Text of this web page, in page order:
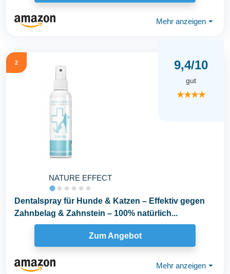
Mehr anzeigen ⏷
2
NATURE EFFECT
9,4/10
gut
★★★★
Dentalspray für Hunde & Katzen – Effektiv gegen
Zahnbelag & Zahnstein – 100% natürlich...
Zum Angebot
Mehr anzeigen ⏷